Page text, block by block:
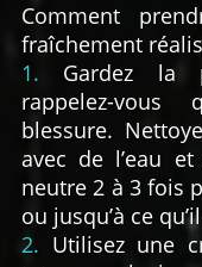
Comment
fraîchement
1. Gardez la
rappelez-
blessure.
avec de l’eau
neutre 2 à 3 fois
ou jusqu’à ce
2. Utilisez une